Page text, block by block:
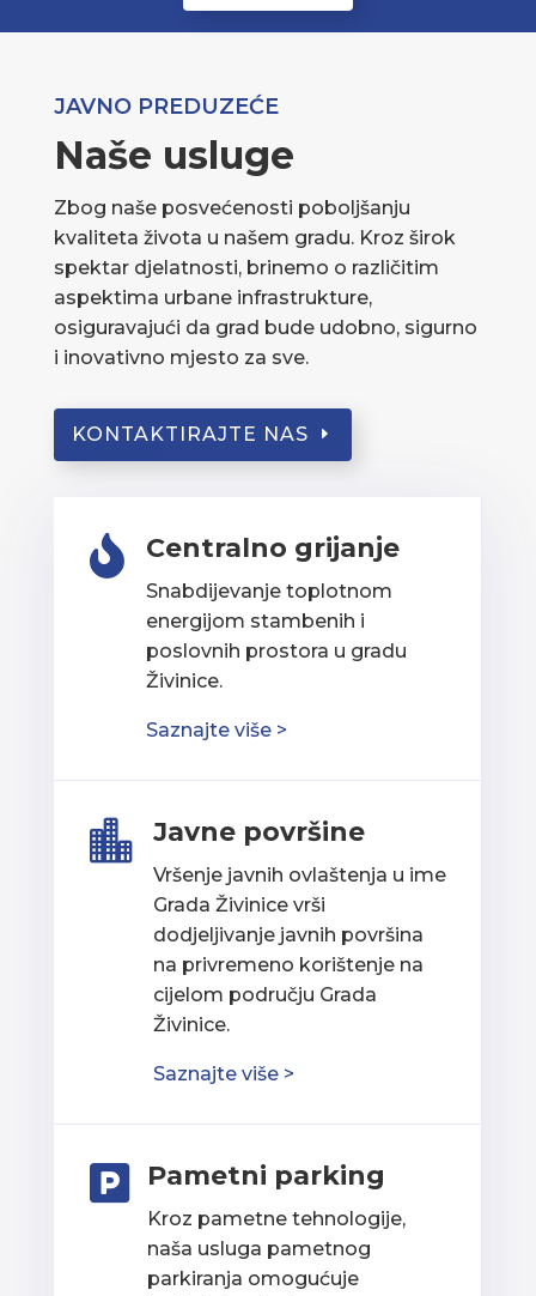
JAVNO PREDUZEĆE
Naše usluge
Zbog naše posvećenosti poboljšanju
kvaliteta života u našem gradu. Kroz širok
spektar djelatnosti, brinemo o različitim
aspektima urbane infrastrukture,
osiguravajući da grad bude udobno, sigurno
i inovativno mjesto za sve.
KONTAKTIRAJTE NAS
 Centralno grijanje
Snabdijevanje toplotnom
energijom stambenih i
poslovnih prostora u gradu
Živinice.
Saznajte više >
 Javne površine
Vršenje javnih ovlaštenja u ime
Grada Živinice vrši
dodjeljivanje javnih površina
na privremeno korištenje na
cijelom području Grada
Živinice.
Saznajte više >
 Pametni parking
Kroz pametne tehnologije,
naša usluga pametnog
parkiranja omogućuje